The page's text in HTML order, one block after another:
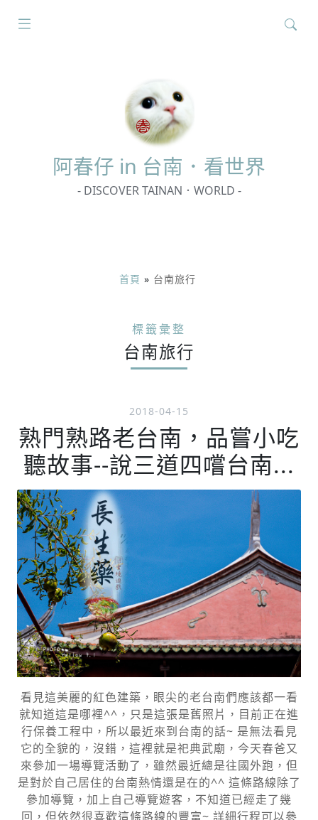
阿春仔 in 台南．看世界
- DISCOVER TAINAN．WORLD -
首頁 » 台南旅行
標籤彙整
台南旅行
2018-04-15
熟門熟路老台南，品嘗小吃
聽故事--說三道四嚐台南...
看見這美麗的紅色建築，眼尖的老台南們應該都一看
就知道這是哪裡^^，只是這張是舊照片，目前正在進
行保養工程中，所以最近來到台南的話~ 是無法看見
它的全貌的，沒錯，這裡就是祀典武廟，今天春爸又
來參加一場導覽活動了，雖然最近總是往國外跑，但
是對於自己居住的台南熱情還是在的^^ 這條路線除了
參加導覽，加上自己導覽遊客，不知道已經走了幾
回，但依然很喜歡這條路線的豐富~ 詳細行程可以參